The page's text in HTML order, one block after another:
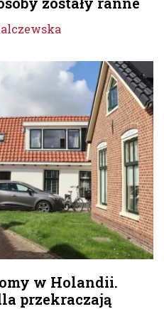
w Holandii.
przekraczają